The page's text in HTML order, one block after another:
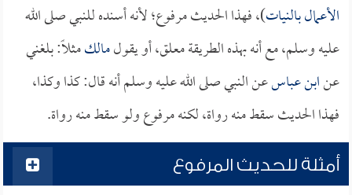
الأعمال بالنيات)، فهذا الحديث مرفوع؛ لأنه أسنده للنبي صلى الله
عليه وسلم، مع أنه بهذه الطريقة معلق، أو يقولمالكمثلاً: بلغني
عنابن عباسعن النبي صلى الله عليه وسلم أنه قال: كذا وكذا،
فهذا الحديث سقط منه رواة، لكنه مرفوع ولو سقط منه رواة.
أمثلة للحديث المرفوع